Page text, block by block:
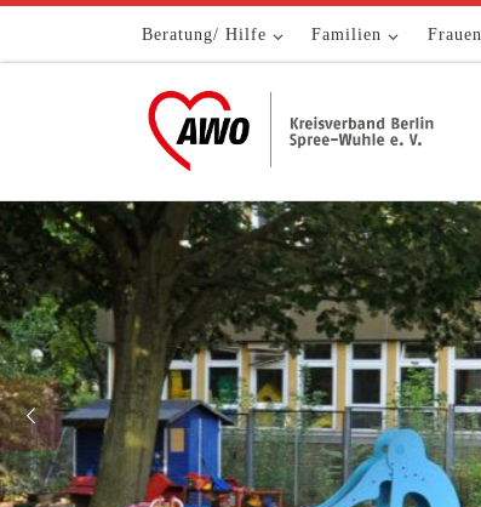
Zum Inhalt springenBeratung/ Hilfe Familien Frauen